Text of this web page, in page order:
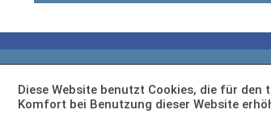
Diese Website benutzt Cookies, die für
Komfort bei Benutzung dieser Website